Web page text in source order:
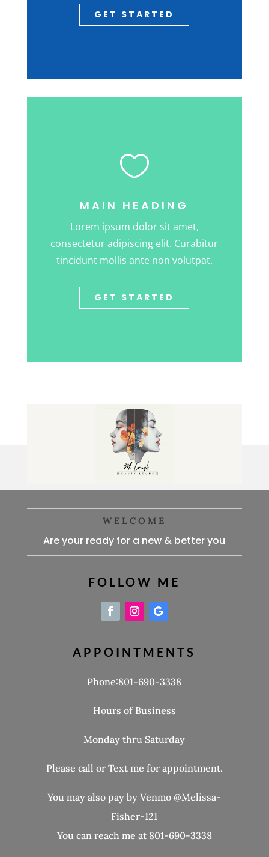
GET STARTED

MAIN HEADING
Lorem ipsum dolor sit amet,
consectetur adipiscing elit. Curabitur
tincidunt mollis ante non volutpat.
GET STARTED
WELCOME
Are your ready for a new & better you
FOLLOW ME
APPOINTMENTS
Phone:801-690-3338
Hours of Business
Monday thru Saturday
Please call or Text me for appointment.
You may also pay by Venmo @Melissa-
Fisher-121
You can reach me at 801-690-3338